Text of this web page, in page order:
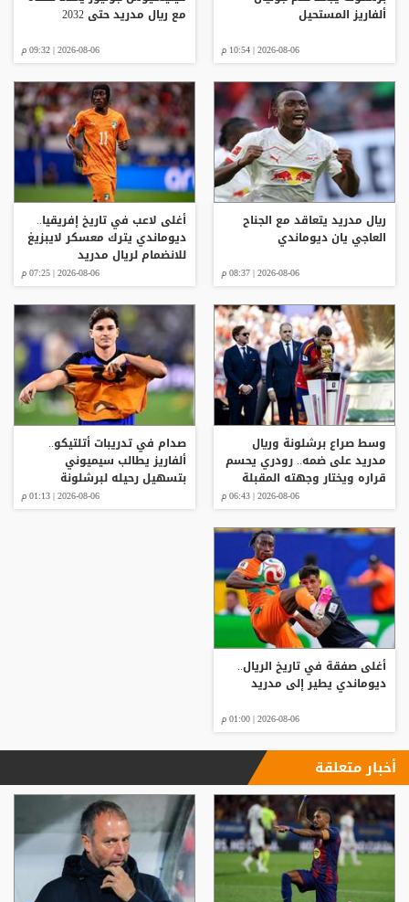
ألفاريز المستحيل
2026-08-06 | 10:54 م
مع ريال مدريد حتى 2032
2026-08-06 | 09:32 م
ريال مدريد يتعاقد مع الجناح
العاجي يان ديوماندي
2026-08-06 | 08:37 م
أغلى لاعب في تاريخ إفريقيا..
ديوماندي يترك معسكر لايبزيغ
للانضمام لريال مدريد
2026-08-06 | 07:25 م
وسط صراع برشلونة وريال
مدريد على ضمه.. رودري يحسم
قراره ويختار وجهته المقبلة
2026-08-06 | 06:43 م
صدام في تدريبات أتلتيكو..
ألفاريز يطالب سيميوني
بتسهيل رحيله لبرشلونة
2026-08-06 | 01:13 م
أغلى صفقة في تاريخ الريال..
ديوماندي يطير إلى مدريد
2026-08-06 | 01:00 م
أخبار متعلقة